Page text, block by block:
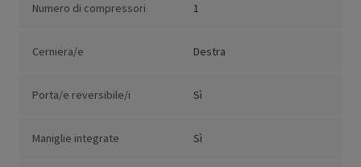
Numero di compressori 1
Cerniera/e Destra
Porta/e reversibile/i Sì
Maniglie integrate Sì